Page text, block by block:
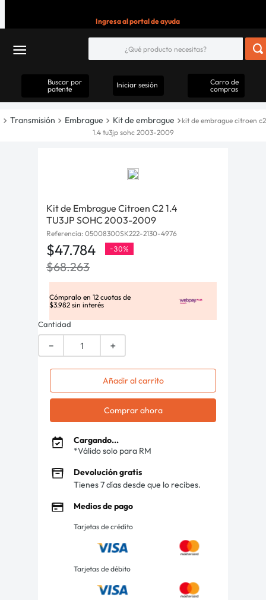
Ingresa al portal de ayuda
Buscar por
patente
Iniciar sesión
Carro de
compras
Transmisión Embrague Kit de embrague
kit de embrague citroen c2
1.4 tu3jp sohc 2003-2009
Kit de Embrague Citroen C2 1.4
TU3JP SOHC 2003-2009
Referencia: 05008300SK222-2130-4976
$47.784 -30%
$68.263
Cómpralo en 12 cuotas de
$3.982 sin interés
Cantidad
＋
－
Añadir al carrito
Comprar ahora
Cargando...
*Válido solo para RM
Devolución gratis
Tienes 7 días desde que lo recibes.
Medios de pago
Tarjetas de crédito
Tarjetas de débito